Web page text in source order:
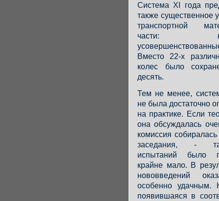
Система XI года
также существенное
транспортной
части:
Вместо 22-х
колес было
десять.
Тем не менее,
не была достаточно
на практике. Если
она обсуждалась
комиссия
заседания, -
испытаний было
крайне мало. В
нововведений
особенно удачным.
появившаяся в